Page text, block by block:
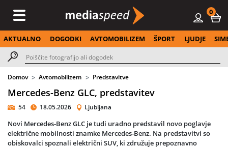
0
AKTUALNO DOGODKI AVTOMOBILIZEM ŠPORT LJUDJE
Domov Avtomobilizem Predstavitve
Mercedes-Benz GLC, predstavitev
54 18.05.2026 Ljubljana
Novi Mercedes-Benz GLC je tudi uradno predstavil novo poglavje
električne mobilnosti znamke Mercedes-Benz. Na predstavitvi so
obiskovalci spoznali električni SUV, ki združuje prepoznavno